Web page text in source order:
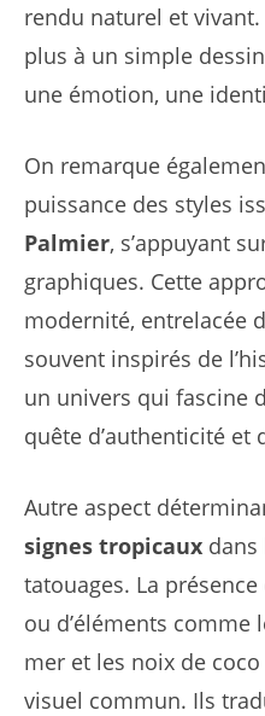
rendu naturel et
plus à un simple
une émotion, une
On remarque
puissance des styles
Palmier, s’appuyant
graphiques. Cette
modernité, entrelacée
souvent inspirés de
un univers qui fascine
quête d’authenticité et
Autre aspect
signes tropicaux
tatouages. La
ou d’éléments comme
mer et les noix de
visuel commun. Ils